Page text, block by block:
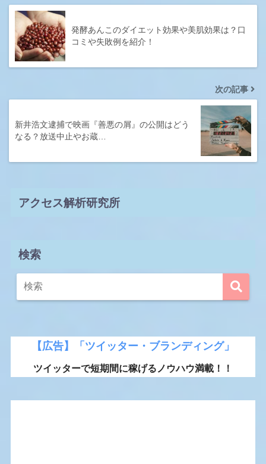
発酵あんこのダイエット効果や美肌効果は？口
コミや失敗例を紹介！
次の記事
新井浩文逮捕で映画『善悪の屑』の公開はどう
なる？放送中止やお蔵…
アクセス解析研究所
検索
【広告】「ツイッター・ブランディング」
ツイッターで短期間に稼げるノウハウ満載！！